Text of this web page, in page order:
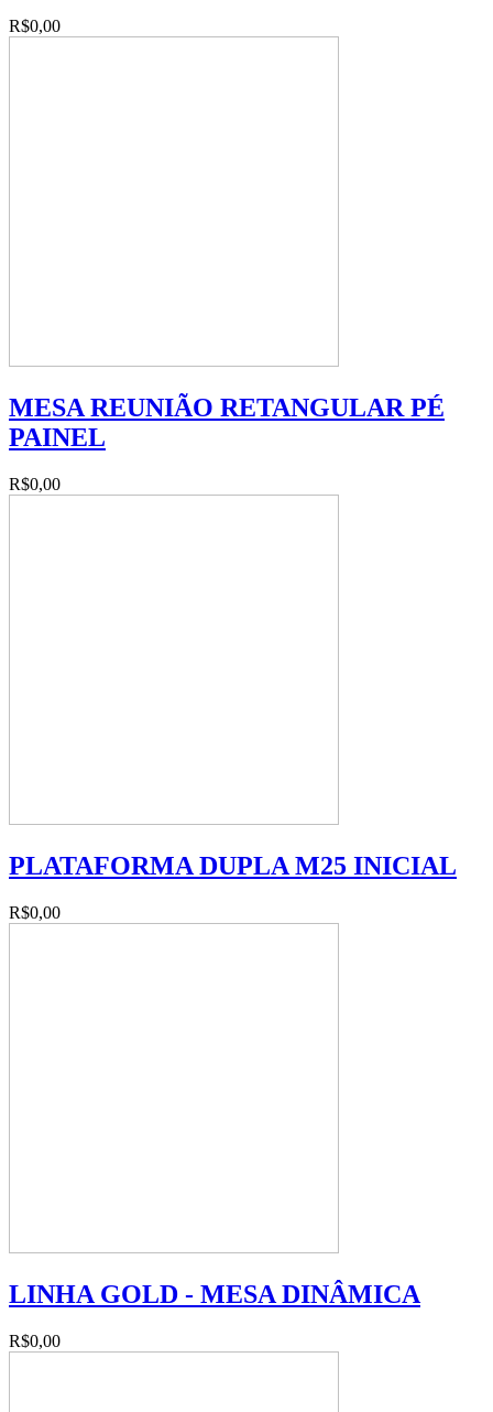
R$0,00
MESA REUNIÃO RETANGULAR PÉ
PAINEL
R$0,00
PLATAFORMA DUPLA M25 INICIAL
R$0,00
LINHA GOLD - MESA DINÂMICA
R$0,00